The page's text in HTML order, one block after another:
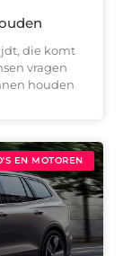
die komt
vragen
houden
EN MOTOREN